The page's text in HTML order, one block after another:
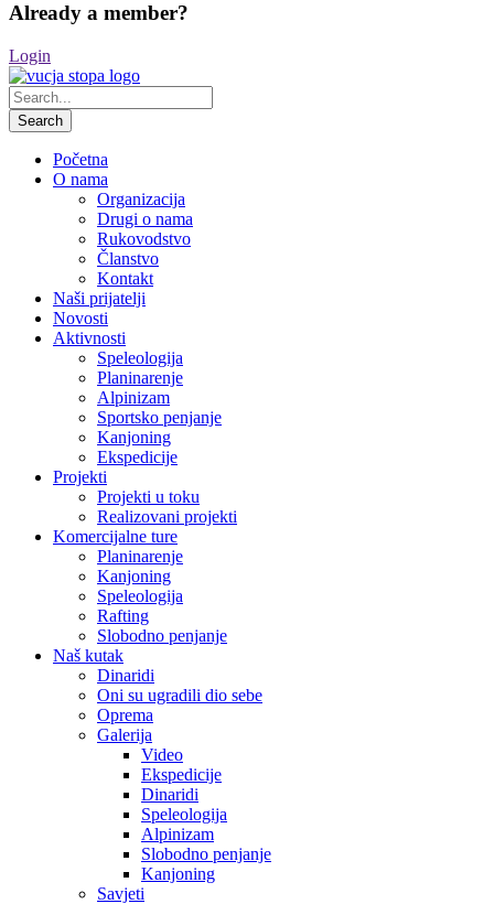
Already a member?
Login
Početna
O nama
Organizacija
Drugi o nama
Rukovodstvo
Članstvo
Kontakt
Naši prijatelji
Novosti
Aktivnosti
Speleologija
Planinarenje
Alpinizam
Sportsko penjanje
Kanjoning
Ekspedicije
Projekti
Projekti u toku
Realizovani projekti
Komercijalne ture
Planinarenje
Kanjoning
Speleologija
Rafting
Slobodno penjanje
Naš kutak
Dinaridi
Oni su ugradili dio sebe
Oprema
Galerija
Video
Ekspedicije
Dinaridi
Speleologija
Alpinizam
Slobodno penjanje
Kanjoning
Savjeti